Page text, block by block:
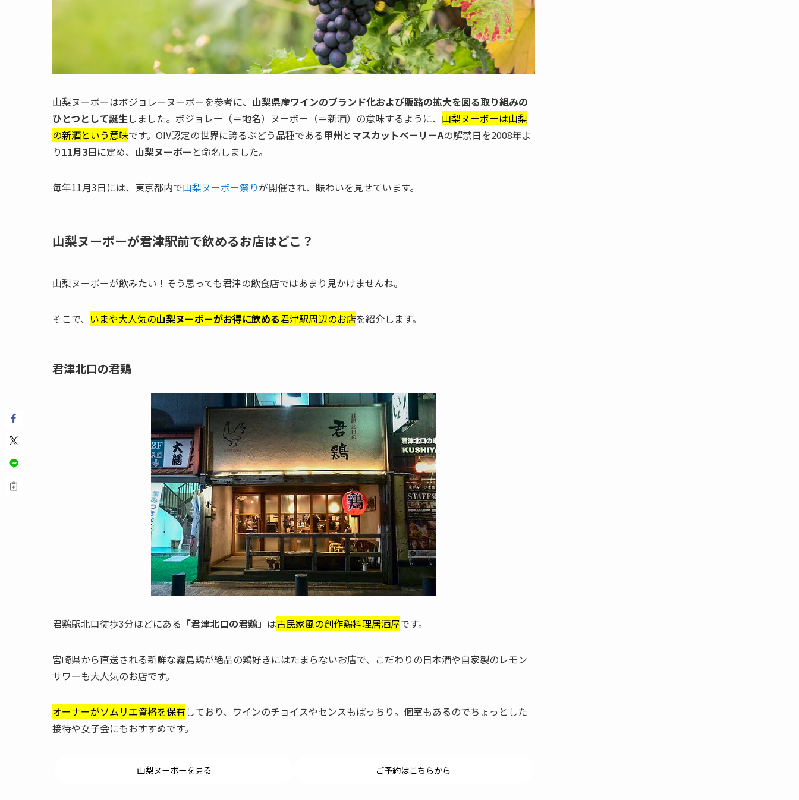
山梨ヌーボーはボジョレーヌーボーを参考に、 山梨県産ワインのブランド化および販路の拡大を図る取り組みの
ひとつとして誕生しました。ボジョレー（＝地名）ヌーボー（＝新酒）の意味するように、 山梨ヌーボーは山梨
の新酒という意味です。OIV認定の世界に誇るぶどう品種である甲州とマスカットベーリーAの解禁日を2008年よ
り11月3日に定め、 山梨ヌーボー と命名しました。
毎年11月3日には、東京都内で山梨ヌーボー祭りが開催され、賑わいを見せています。
山梨ヌーボーが君津駅前で飲めるお店はどこ？
山梨ヌーボーが飲みたい！そう思っても君津の飲食店ではあまり見かけませんね。
そこで、 いまや大人気の山梨ヌーボーがお得に飲める君津駅周辺のお店を紹介します。
君津北口の君鶏
君鶏駅北口徒歩3分ほどにある 「君津北口の君鶏」 は古民家風の創作鶏料理居酒屋です。
宮崎県から直送される新鮮な霧島鶏が絶品の鶏好きにはたまらないお店で、こだわりの日本酒や自家製のレモン
サワーも大人気のお店です。
オーナーがソムリエ資格を保有しており、ワインのチョイスやセンスもばっちり。個室もあるのでちょっとした
接待や女子会にもおすすめです。
山梨ヌーボーを見る ご予約はこちらから